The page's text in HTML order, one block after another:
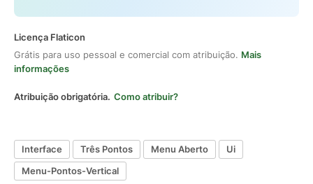
Licença Flaticon
Grátis para uso pessoal e comercial com atribuição. Mais
informações
Atribuição obrigatória. Como atribuir?
Interface Três Pontos Menu Aberto
Ui
Menu-Pontos-Vertical